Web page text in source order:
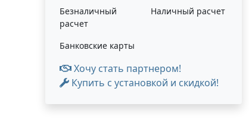
Безналичный
расчет
Наличный расчет
Банковские карты
Хочу стать партнером!
Купить с установкой и скидкой!